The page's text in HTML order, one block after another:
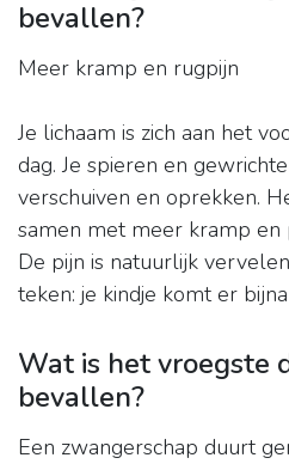
bevallen?
Meer kramp en rugpijn
Je lichaam is zich aan het
dag. Je spieren en
verschuiven en oprekken.
samen met meer kramp en
De pijn is natuurlijk
teken: je kindje komt er bijna
Wat is het vroegste
bevallen?
Een zwangerschap duurt